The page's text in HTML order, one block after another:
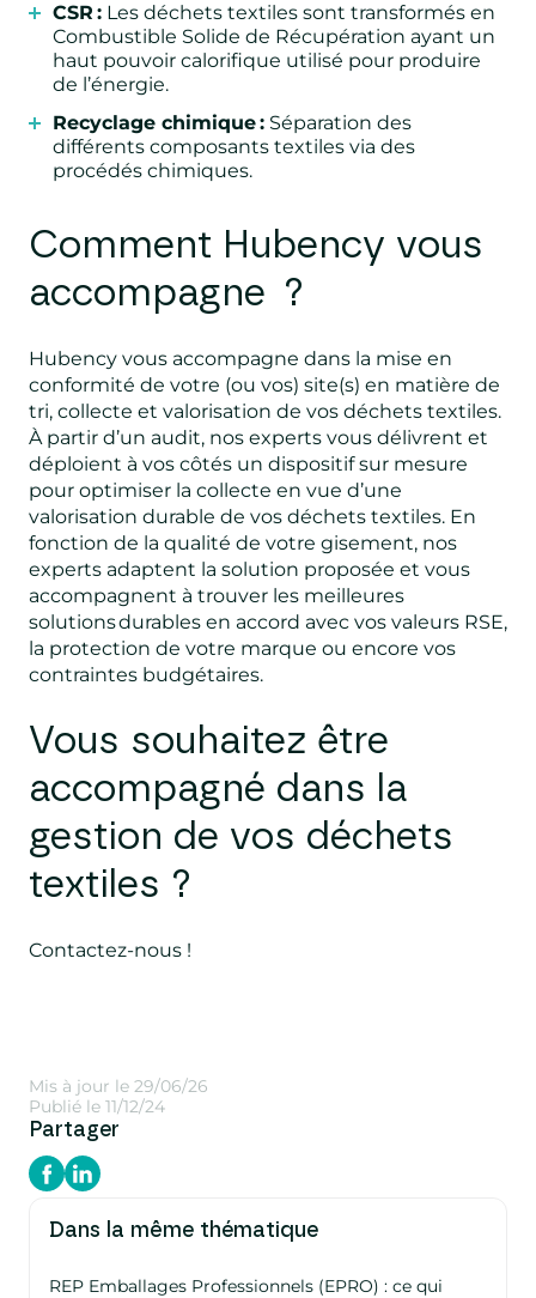
CSR : Les déchets textiles sont transformés en
Combustible Solide de Récupération ayant un
haut pouvoir calorifique utilisé pour produire
de l’énergie.
Recyclage chimique : Séparation des
différents composants textiles via des
procédés chimiques.
Comment Hubency vous
accompagne ?
Hubency vous accompagne dans la mise en
conformité de votre (ou vos) site(s) en matière de
tri, collecte et valorisation de vos déchets textiles.
À partir d’un audit, nos experts vous délivrent et
déploient à vos côtés un dispositif sur mesure
pour optimiser la collecte en vue d’une
valorisation durable de vos déchets textiles. En
fonction de la qualité de votre gisement, nos
experts adaptent la solution proposée et vous
accompagnent à trouver les meilleures
solutions durables en accord avec vos valeurs RSE,
la protection de votre marque ou encore vos
contraintes budgétaires.
Vous souhaitez être
accompagné dans la
gestion de vos déchets
textiles ?
Contactez-nous !
Mis à jour le 29/06/26
Publié le 11/12/24
Partager
Dans la même thématique
REP Emballages Professionnels (EPRO) : ce qui